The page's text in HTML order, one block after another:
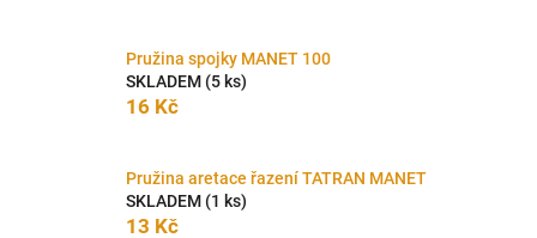
Pružina spojky MANET 100
SKLADEM (5 ks)
16 Kč
Pružina aretace řazení TATRAN MANET
SKLADEM (1 ks)
13 Kč